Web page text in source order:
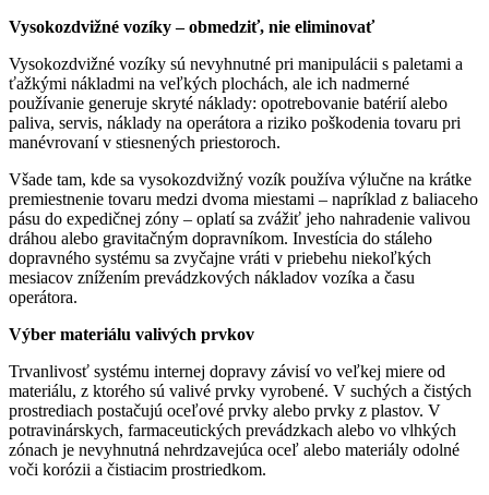
Vysokozdvižné vozíky – obmedziť, nie eliminovať
Vysokozdvižné vozíky sú nevyhnutné pri manipulácii s paletami a
ťažkými nákladmi na veľkých plochách, ale ich nadmerné
používanie generuje skryté náklady: opotrebovanie batérií alebo
paliva, servis, náklady na operátora a riziko poškodenia tovaru pri
manévrovaní v stiesnených priestoroch.
Všade tam, kde sa vysokozdvižný vozík používa výlučne na krátke
premiestnenie tovaru medzi dvoma miestami – napríklad z baliaceho
pásu do expedičnej zóny – oplatí sa zvážiť jeho nahradenie valivou
dráhou alebo gravitačným dopravníkom. Investícia do stáleho
dopravného systému sa zvyčajne vráti v priebehu niekoľkých
mesiacov znížením prevádzkových nákladov vozíka a času
operátora.
Výber materiálu valivých prvkov
Trvanlivosť systému internej dopravy závisí vo veľkej miere od
materiálu, z ktorého sú valivé prvky vyrobené. V suchých a čistých
prostrediach postačujú oceľové prvky alebo prvky z plastov. V
potravinárskych, farmaceutických prevádzkach alebo vo vlhkých
zónach je nevyhnutná nehrdzavejúca oceľ alebo materiály odolné
voči korózii a čistiacim prostriedkom.